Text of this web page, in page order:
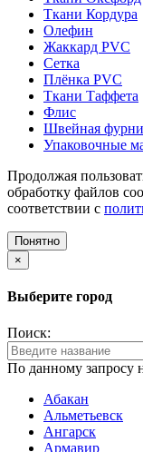
Ткани Кордура
Олефин
Жаккард PVC
Сетка
Плёнка PVC
Ткани Таффета
Флис
Швейная
Упаковочные
Продолжая
обработку файлов
соответствии с
Понятно
×
Выберите город
Поиск:
По данному запросу
Абакан
Альметьевск
Ангарск
Армавир